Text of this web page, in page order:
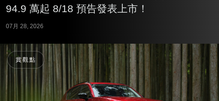
94.9 萬起 8/18 預告發表上市！
07月 28, 2026
賞觀點